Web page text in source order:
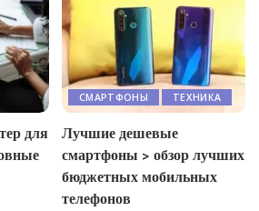
для
СМАРТФОНЫ ТЕХНИКА
Лучшие дешевые
смартфоны > обзор лучших
бюджетных мобильных
телефонов